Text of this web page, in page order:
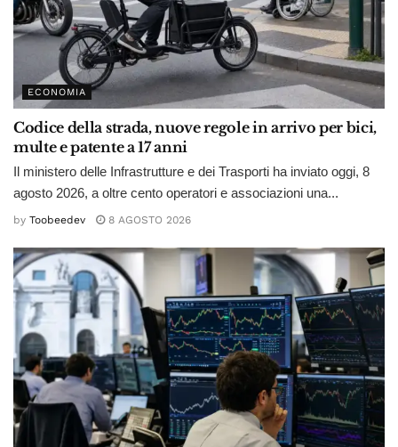
ECONOMIA
Codice della strada, nuove regole in arrivo per bici,
multe e patente a 17 anni
Il ministero delle Infrastrutture e dei Trasporti ha inviato oggi, 8
agosto 2026, a oltre cento operatori e associazioni una...
by Toobeedev 8 AGOSTO 2026